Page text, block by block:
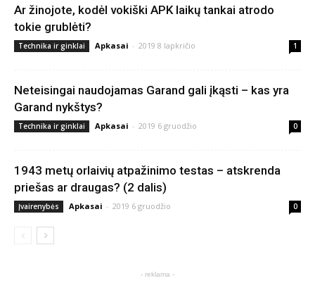
Ar žinojote, kodėl vokiški APK laikų tankai atrodo
tokie grublėti?
Technika ir ginklai Apkasai - 2019 8 lapkričio 1
Neteisingai naudojamas Garand gali įkąsti – kas yra
Garand nykštys?
Technika ir ginklai Apkasai - 2019 6 gruodžio 0
1943 metų orlaivių atpažinimo testas – atskrenda
priešas ar draugas? (2 dalis)
Įvairenybės Apkasai - 2019 6 gruodžio 0
- reklama -